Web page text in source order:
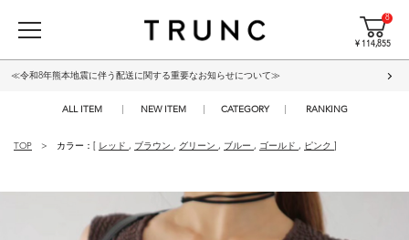
8
¥ 114,855
≪令和8年熊本地震に伴う配送に関する重要なお知らせについて≫
ALL ITEM NEW ITEM CATEGORY RANKING
TOP カラー：[ レッド , ブラウン , グリーン , ブルー , ゴールド , ピンク